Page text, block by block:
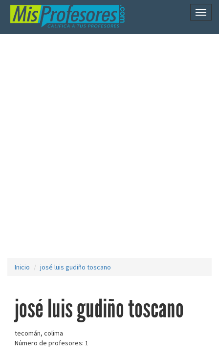
Inicio josé luis gudiño toscano
josé luis gudiño toscano
tecomán, colima
Número de profesores: 1